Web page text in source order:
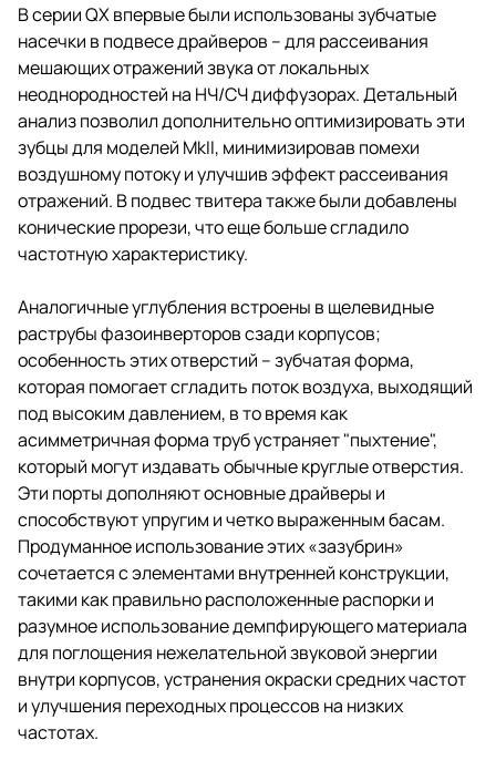
В серии QX впервые были использованы зубчатые
насечки в подвесе драйверов – для рассеивания
мешающих отражений звука от локальных
неоднородностей на НЧ/СЧ диффузорах. Детальный
анализ позволил дополнительно оптимизировать эти
зубцы для моделей MkII, минимизировав помехи
воздушному потоку и улучшив эффект рассеивания
отражений. В подвес твитера также были добавлены
конические прорези, что еще больше сгладило
частотную характеристику.
Аналогичные углубления встроены в щелевидные
раструбы фазоинверторов сзади корпусов;
особенность этих отверстий – зубчатая форма,
которая помогает сгладить поток воздуха, выходящий
под высоким давлением, в то время как
асимметричная форма труб устраняет "пыхтение",
который могут издавать обычные круглые отверстия.
Эти порты дополняют основные драйверы и
способствуют упругим и четко выраженным басам.
Продуманное использование этих «зазубрин»
сочетается с элементами внутренней конструкции,
такими как правильно расположенные распорки и
разумное использование демпфирующего материала
для поглощения нежелательной звуковой энергии
внутри корпусов, устранения окраски средних частот
и улучшения переходных процессов на низких
частотах.